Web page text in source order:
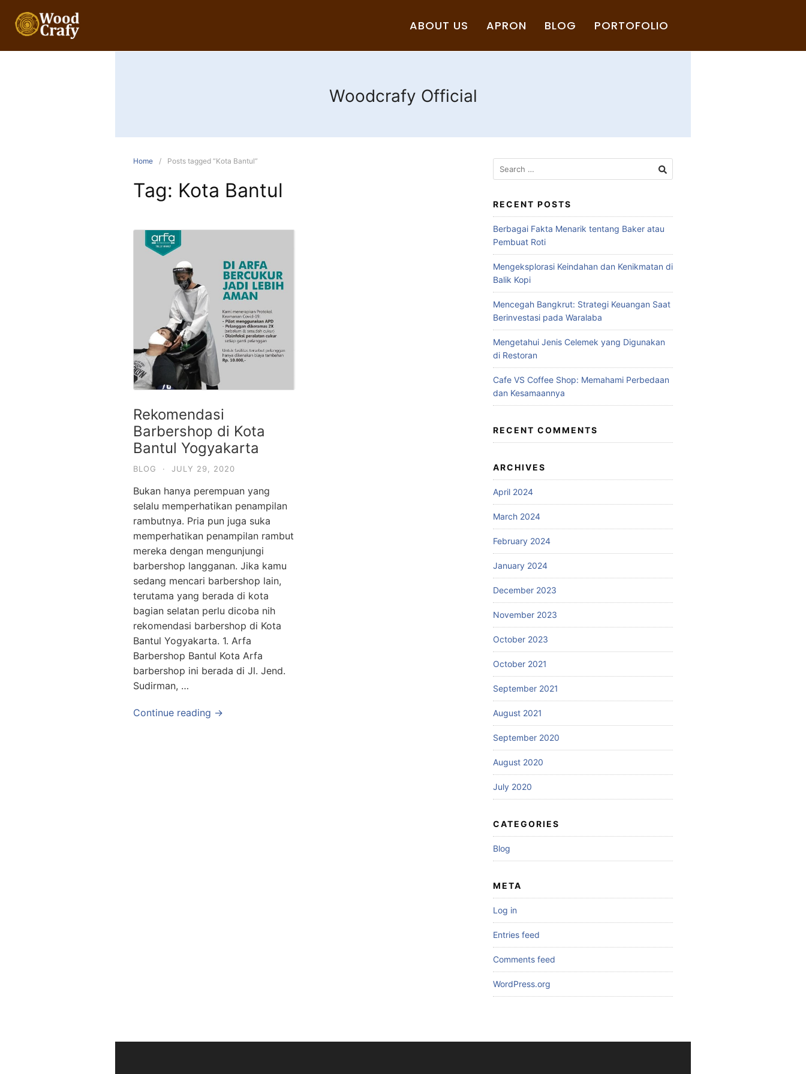
ABOUT US APRON BLOG PORTOFOLIO
Woodcrafy Official
Home Posts tagged “Kota Bantul”
Tag: Kota Bantul
Rekomendasi
Barbershop di Kota
Bantul Yogyakarta
BLOG · JULY 29, 2020
Bukan hanya perempuan yang
selalu memperhatikan penampilan
rambutnya. Pria pun juga suka
memperhatikan penampilan rambut
mereka dengan mengunjungi
barbershop langganan. Jika kamu
sedang mencari barbershop lain,
terutama yang berada di kota
bagian selatan perlu dicoba nih
rekomendasi barbershop di Kota
Bantul Yogyakarta. 1. Arfa
Barbershop Bantul Kota Arfa
barbershop ini berada di Jl. Jend.
Sudirman, …
Continue reading →
RECENT POSTS
Berbagai Fakta Menarik tentang Baker atau
Pembuat Roti
Mengeksplorasi Keindahan dan Kenikmatan di
Balik Kopi
Mencegah Bangkrut: Strategi Keuangan Saat
Berinvestasi pada Waralaba
Mengetahui Jenis Celemek yang Digunakan
di Restoran
Cafe VS Coffee Shop: Memahami Perbedaan
dan Kesamaannya
RECENT COMMENTS
ARCHIVES
April 2024
March 2024
February 2024
January 2024
December 2023
November 2023
October 2023
October 2021
September 2021
August 2021
September 2020
August 2020
July 2020
CATEGORIES
Blog
META
Log in
Entries feed
Comments feed
WordPress.org